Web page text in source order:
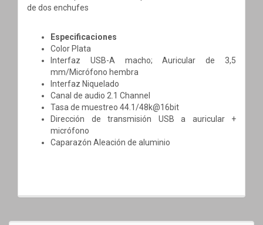
de dos enchufes
Especificaciones
Color Plata
Interfaz USB-A macho; Auricular de 3,5
mm/Micrófono hembra
Interfaz Niquelado
Canal de audio 2.1 Channel
Tasa de muestreo 44.1/48k@16bit
Dirección de transmisión USB a auricular +
micrófono
Caparazón Aleación de aluminio